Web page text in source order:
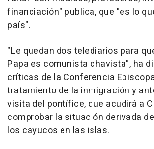
financiación" publica, que "es lo
país".
"Le quedan dos telediarios para
Papa es comunista chavista", ha
críticas de la Conferencia
tratamiento de la inmigración y
visita del pontífice, que acudirá a
comprobar la situación derivada
los cayucos en las islas.